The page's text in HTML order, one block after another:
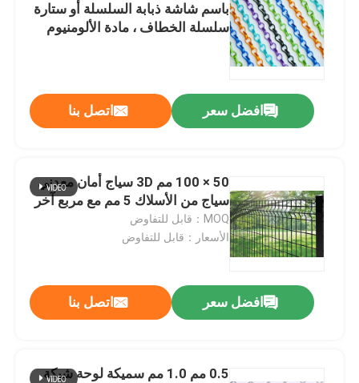
باسم شاشة ذبابة السلسلة أو ستارة
سلسلة الخطاف ، مادة الألومنيوم
افضل سعر اتصل بنا
50 × 100 مم 3D سياج أمان معدني
سياج من الأسلاك 5 مم مع مربع آخر
MOQ：قابل للتفاوض
الأسعار：قابل للتفاوض
افضل سعر اتصل بنا
0.5 مم 1.0 مم سميكة لوحة شبكة